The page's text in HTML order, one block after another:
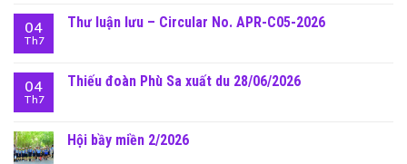
04
Th7
Thư luận lưu – Circular No. APR-C05-2026
04
Th7
Thiếu đoàn Phù Sa xuất du 28/06/2026
Hội bầy miền 2/2026